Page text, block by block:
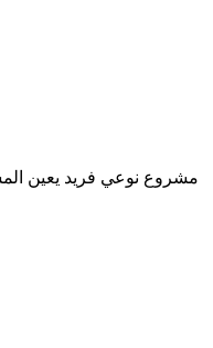
مشروع نوعي فريد يعين